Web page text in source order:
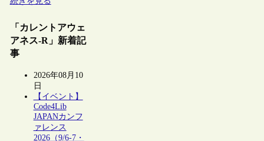
「カレントアウェ
アネス-R」新着記
事
2026年08月10
日
【イベント】
Code4Lib
JAPANカンフ
ァレンス
2026（9/6-7・